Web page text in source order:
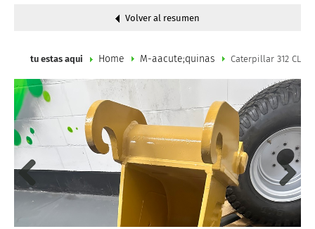
Volver al resumen
tu estas aqui Home M-aacute;quinas Caterpillar 312 CL